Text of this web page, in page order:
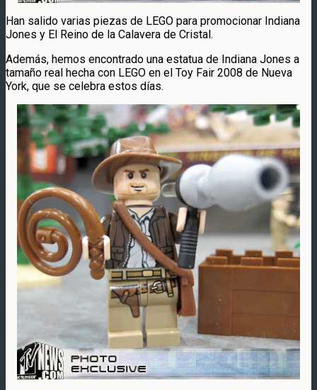
Han salido varias piezas de LEGO para promocionar Indiana
Jones y El Reino de la Calavera de Cristal.
Además, hemos encontrado una estatua de Indiana Jones a
tamaño real hecha con LEGO en el Toy Fair 2008 de Nueva
York, que se celebra estos días.